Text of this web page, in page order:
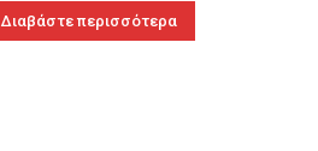
Διαβάστε περισσότερα